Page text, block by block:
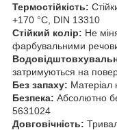
Термостійкість:
+170 °C, DIN 13310
Стійкий колір: Не
фарбувальними
затримуються на
Без запаху: Матеріал
Безпека: Абсолютно
5631024
Довговічність: